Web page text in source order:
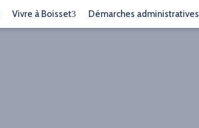
Vivre à Boisset Démarches administratives